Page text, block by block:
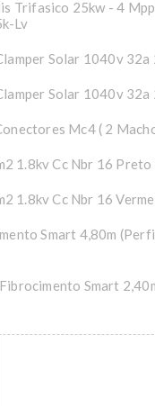
Trifasico 25kw - 4
Lv
Solar 1040v
Solar 1040v
Mc4 ( 2
1.8kv Cc Nbr 16
1.8kv Cc Nbr 16
Smart 4,80m
Smart